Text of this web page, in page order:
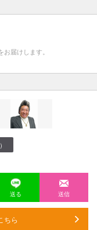
届けします。
送る 送信
ちら